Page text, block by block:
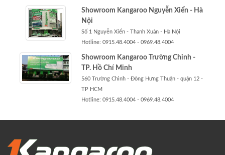
Showroom Kangaroo Nguyễn Xiển - Hà
Nội
Số 1 Nguyễn Xiển - Thanh Xuân - Hà Nội
Hotline: 0915.48.4004 - 0969.48.4004
Showroom Kangaroo Trường Chinh -
TP. Hồ Chí Minh
560 Trường Chinh - Đông Hưng Thuận - quận 12 -
TP HCM
Hotline: 0915.48.4004 - 0969.48.4004